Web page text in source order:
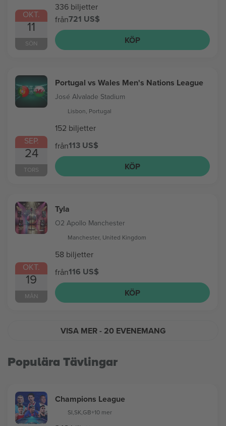
OKT.
11
SÖN
336 biljetter
från721 US$
KÖP
SEP.
24
TORS
Portugal vs Wales Men's Nations League
José Alvalade Stadium
Lisbon, Portugal
152 biljetter
från113 US$
KÖP
OKT.
19
MÅN
Tyla
O2 Apollo Manchester
Manchester, United Kingdom
58 biljetter
från116 US$
KÖP
VISA MER- 20 EVENEMANG
Populära Tävlingar
Champions League
SI,SK,GB+10 mer